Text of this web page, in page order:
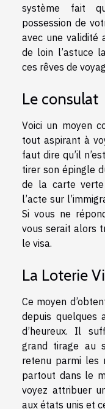
système fait
possession de
avec une validité
de loin l’astuce
ces rêves de
Le consulat
Voici un moyen
tout aspirant à
faut dire qu’il
tirer son épingle
de la carte
l’acte sur
Si vous ne
vous serait alors
le visa.
La Loterie
Ce moyen
depuis quelques
d’heureux. Il
grand tirage au
retenu parmi les
partout dans le
voyez attribuer
aux états unis et